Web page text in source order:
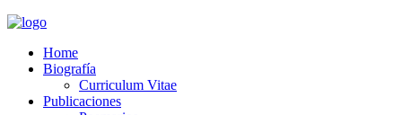
Home
Biografía
Curriculum Vitae​
Publicaciones